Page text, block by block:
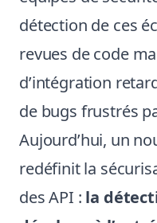
détection de ces
revues de code
d’intégration
de bugs frustrés
Aujourd’hui, un
redéfinit la
des API : la